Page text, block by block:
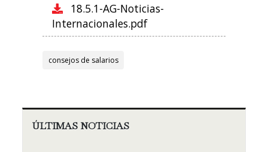
18.5.1-AG-Noticias-
Internacionales.pdf
consejos de salarios
ÚLTIMAS NOTICIAS